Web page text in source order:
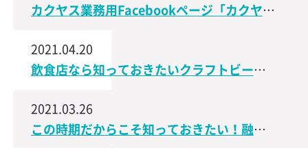
カクヤス業務用Facebookページ「カクヤス飲食店ナビ」を開設しました！
2021.04.20
飲食店なら知っておきたいクラフトビールの世界│飲食店なんでもスクエア
2021.03.26
この時期だからこそ知っておきたい！融資・資金調達に関するコンテンツをアップしました│飲食店なんでもスクエア